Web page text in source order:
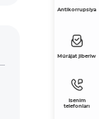
Antikorrupsiya
Múrájat jiberiw
Isenim
telefonları